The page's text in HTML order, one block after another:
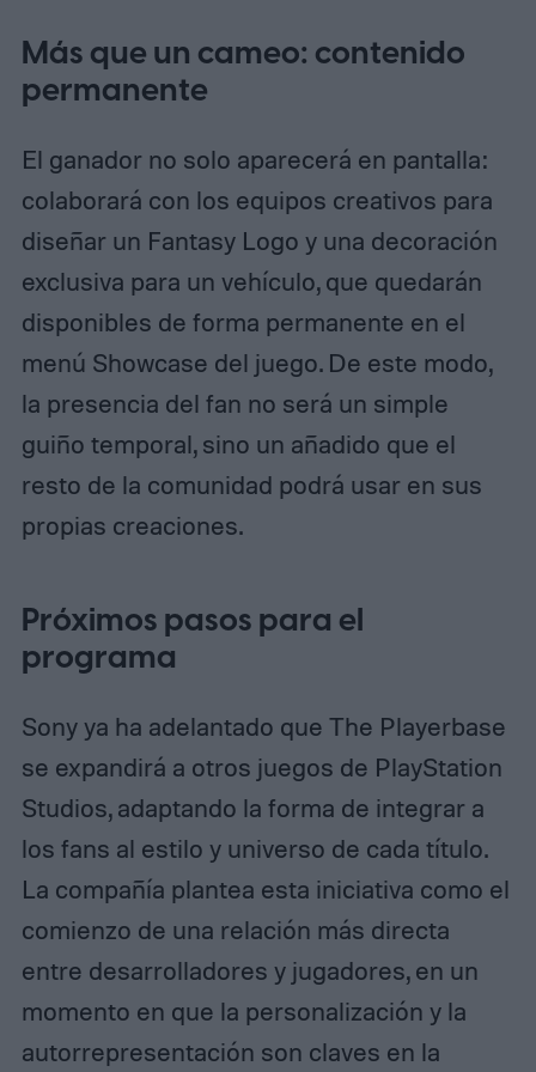
Más que un cameo: contenido
permanente
El ganador no solo aparecerá en pantalla:
colaborará con los equipos creativos para
diseñar un Fantasy Logo y una decoración
exclusiva para un vehículo, que quedarán
disponibles de forma permanente en el
menú Showcase del juego. De este modo,
la presencia del fan no será un simple
guiño temporal, sino un añadido que el
resto de la comunidad podrá usar en sus
propias creaciones.
Próximos pasos para el
programa
Sony ya ha adelantado que The Playerbase
se expandirá a otros juegos de PlayStation
Studios, adaptando la forma de integrar a
los fans al estilo y universo de cada título.
La compañía plantea esta iniciativa como el
comienzo de una relación más directa
entre desarrolladores y jugadores, en un
momento en que la personalización y la
autorrepresentación son claves en la